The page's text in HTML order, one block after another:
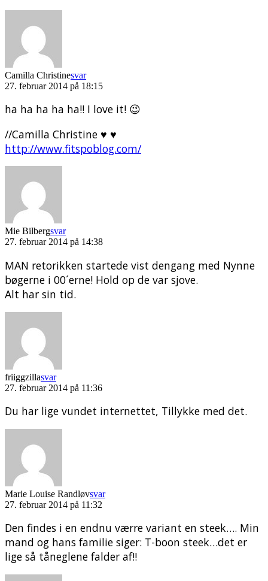
Camilla Christinesvar
27. februar 2014 på 18:15
ha ha ha ha ha!! I love it! 😉
//Camilla Christine ♥ ♥
http://www.fitspoblog.com/
Mie Bilbergsvar
27. februar 2014 på 14:38
MAN retorikken startede vist dengang med Nynne
bøgerne i 00´erne! Hold op de var sjove.
Alt har sin tid.
friiggzillasvar
27. februar 2014 på 11:36
Du har lige vundet internettet, Tillykke med det.
Marie Louise Randløvsvar
27. februar 2014 på 11:32
Den findes i en endnu værre variant en steek…. Min
mand og hans familie siger: T-boon steek…det er
lige så tåneglene falder af!!